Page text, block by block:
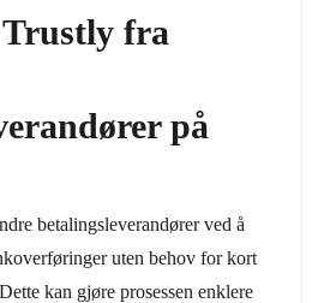
fra
på
betalingsleverandører ved å
uten behov for kort
kan gjøre prosessen enklere